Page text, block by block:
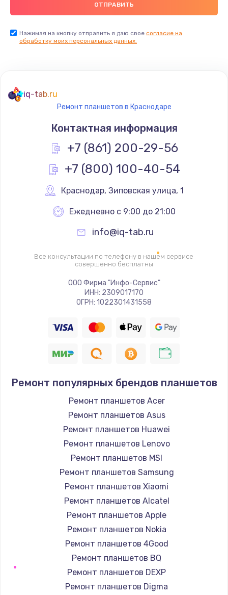
Заказать
Замена кнопки включения/выключения
790 руб.
Заказать
Замена разъёма наушников (гарнитуры)
Замена разъема SIM
790 руб.
Заказать
Замена полифонического динамика
530 руб.
900 руб.
Замена кнопок громкости
Заказать
Замена голосового динамика
Заказать
Заказать
Нажимая на кнопку отправить я даю свое согласие на
обработку моих персональных данных.
iq-tab.ru
Ремонт планшетов в Краснодаре
Контактная информация
+7 (861) 200-29-56
+7 (800) 100-40-54
Краснодар, Зиповская улица, 1
Ежедневно с 9:00 до 21:00
info@iq-tab.ru
Все консультации по телефону в нашем сервисе
совершенно бесплатны
ООО Фирма "Инфо-Сервис"
ИНН: 2309017170
ОГРН: 1022301431558
Ремонт популярных брендов планшетов
Ремонт планшетов Acer
Ремонт планшетов Asus
Ремонт планшетов Huawei
Ремонт планшетов Lenovo
Ремонт планшетов MSI
Ремонт планшетов Samsung
Ремонт планшетов Xiaomi
Ремонт планшетов Alcatel
Ремонт планшетов Apple
Ремонт планшетов Nokia
Ремонт планшетов 4Good
Ремонт планшетов BQ
Ремонт планшетов DEXP
Ремонт планшетов Digma